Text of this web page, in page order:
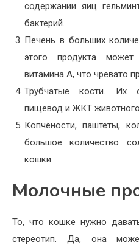
содержании яиц
бактерий.
Печень в больших
этого продукта
витамина А, что чревато
Трубчатые кости. Их
пищевод и ЖКТ
Копчёности, паштеты,
большое количество
кошки.
Молочные
То, что кошке нужно
стереотип. Да, она